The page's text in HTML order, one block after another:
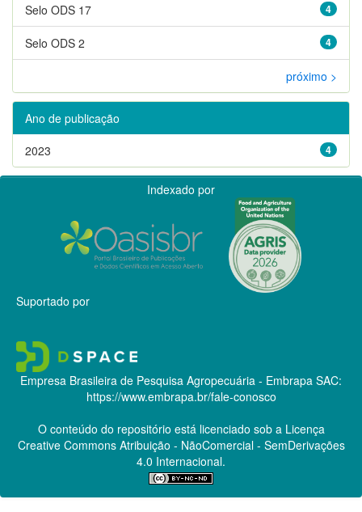
4
Selo ODS 17
4
Selo ODS 2
próximo >
Ano de publicação
4
2023
Indexado por
Suportado por
Empresa Brasileira de Pesquisa Agropecuária - Embrapa SAC:
https://www.embrapa.br/fale-conosco
O conteúdo do repositório está licenciado sob a Licença
Creative CommonsAtribuição - NãoComercial - SemDerivações
4.0 Internacional.